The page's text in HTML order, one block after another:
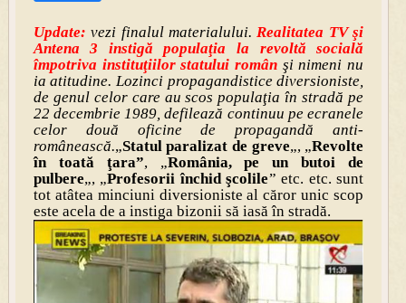
Update: vezi finalul materialului.Realitatea TV şi
Antena 3 instigă populaţia la revoltă socială
împotriva instituţiilor statului român şi nimeni nu
ia atitudine. Lozinci propagandistice diversioniste,
de genul celor care au scos populaţia în stradă pe
22 decembrie 1989, defilează continuu pe ecranele
celor două oficine de propagandă anti-
românească.„Statul paralizat de greve„, „Revolte
în toată ţara”, „România, pe un butoi de
pulbere„, „Profesorii închid şcolile” etc. etc. sunt
tot atâtea minciuni diversioniste al căror unic scop
este acela de a instiga bizonii să iasă în stradă.